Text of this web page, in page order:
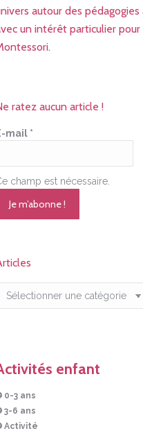
autour des
un intérêt particulier
ratez aucun article !
mail *
champ est nécessaire.
Articles
enfant
0-3 ans
3-6 ans
Activité